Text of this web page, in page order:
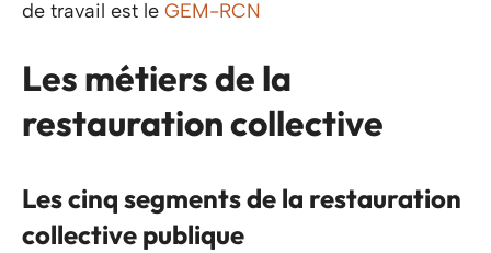
de travail est le GEM-RCN
Les métiers de la
restauration collective
Les cinq segments de la restauration
collective publique